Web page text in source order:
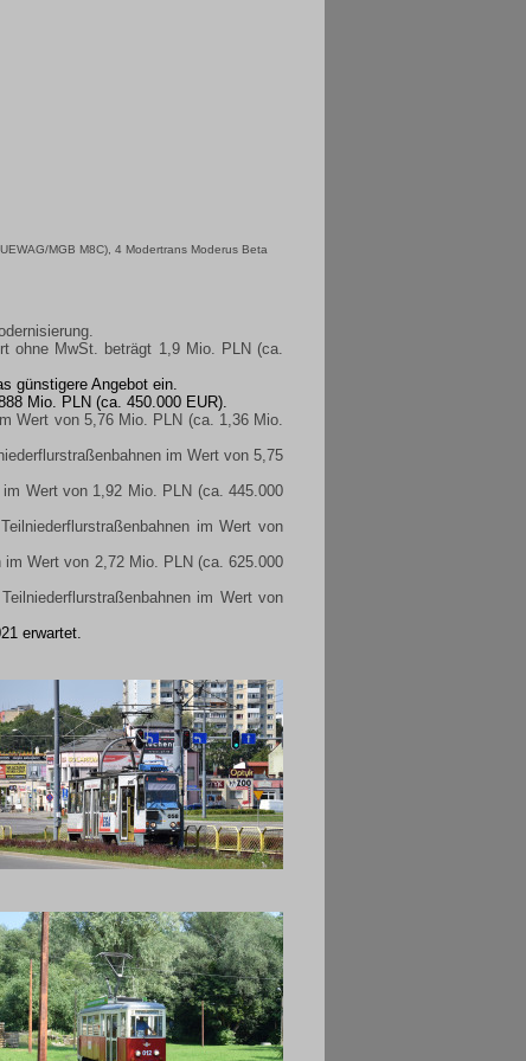
MGB M8C), 4 Modertrans Moderus Beta
ohne MwSt. beträgt 1,9 Mio. PLN (ca.
günstigere Angebot ein.
Mio. PLN (ca. 450.000 EUR).
Wert von 5,76 Mio. PLN (ca. 1,36 Mio.
im Wert von 5,75
Wert von 1,92 Mio. PLN (ca. 445.000
im Wert von
Wert von 2,72 Mio. PLN (ca. 625.000
im Wert von
erwartet.